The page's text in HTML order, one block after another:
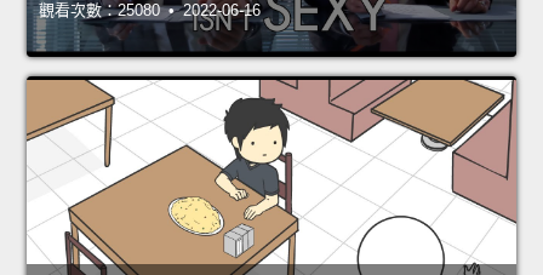
觀看次數：25080 • 2022-06-16